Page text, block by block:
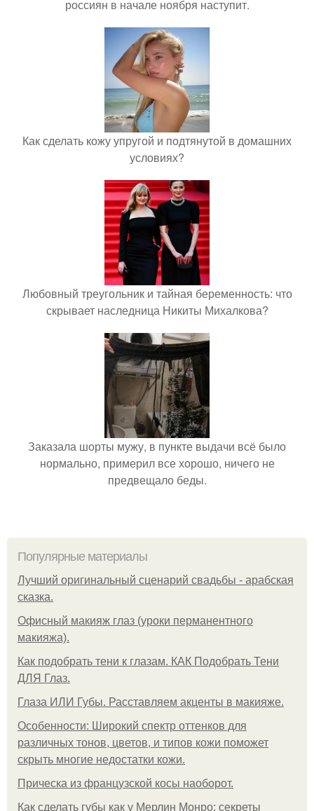
россиян в начале ноября наступит.
Как сделать кожу упругой и подтянутой в домашних
условиях?
Любовный треугольник и тайная беременность: что
скрывает наследница Никиты Михалкова?
Заказала шорты мужу, в пункте выдачи всё было
нормально, примерил все хорошо, ничего не
предвещало беды.
Популярные материалы
Лучший оригинальный сценарий свадьбы - арабская
сказка.
Офисный макияж глаз (уроки перманентного
макияжа).
Как подобрать тени к глазам. КАК Подобрать Тени
ДЛЯ Глаз.
Глаза ИЛИ Губы. Расставляем акценты в макияже.
Особенности: Широкий спектр оттенков для
различных тонов, цветов, и типов кожи поможет
скрыть многие недостатки кожи.
Прическа из французской косы наоборот.
Как сделать губы как у Мерлин Монро: секреты